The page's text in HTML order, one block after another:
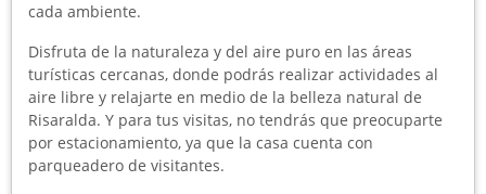
cada ambiente.
Disfruta de la naturaleza y del aire puro en las áreas
turísticas cercanas, donde podrás realizar actividades al
aire libre y relajarte en medio de la belleza natural de
Risaralda. Y para tus visitas, no tendrás que preocuparte
por estacionamiento, ya que la casa cuenta con
parqueadero de visitantes.